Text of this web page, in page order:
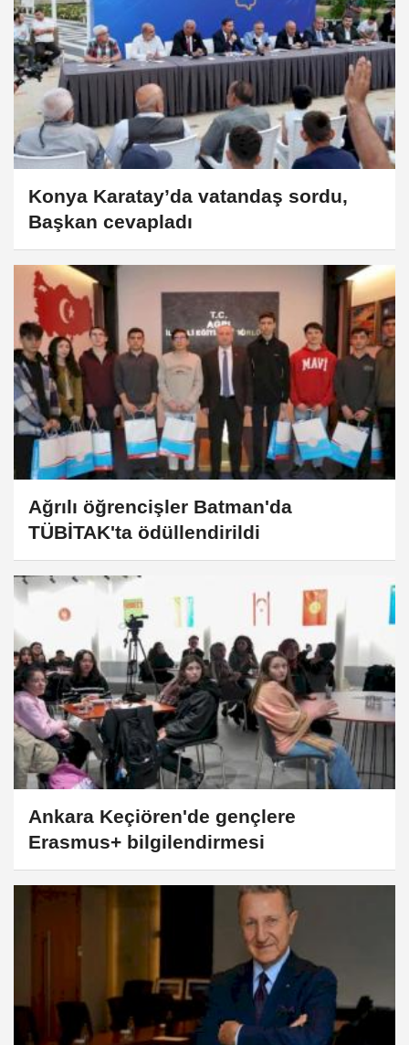
Konya Karatay’da vatandaş sordu,
Başkan cevapladı
Ağrılı öğrencişler Batman'da
TÜBİTAK'ta ödüllendirildi
Ankara Keçiören'de gençlere
Erasmus+ bilgilendirmesi